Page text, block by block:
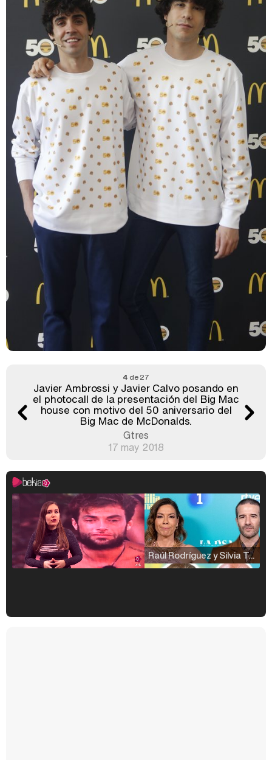
4de 27
Javier Ambrossi y Javier Calvo posando en
el photocall de la presentación del Big Mac
house con motivo del 50 aniversario del
Big Mac de McDonalds.
Gtres
17 may 2018
Raúl Rodríguez y Silvia Taulés nos cuentan su papel en 'La familia de la tele'